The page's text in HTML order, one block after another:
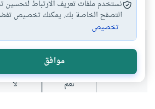
هل انتفعت بهذا
نعم لا
نستخدم ملفات تعريف الارتباط لتحسين
التصفح الخاصة بك. يمكنك تخصيص
تخصيص
موافق